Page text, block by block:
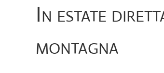
In estate
montagna